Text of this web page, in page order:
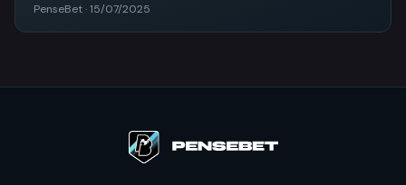
PenseBet · 15/07/2025